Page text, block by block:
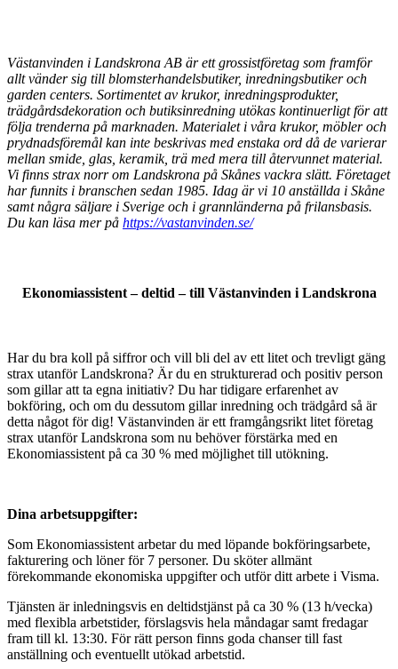
Västanvinden i Landskrona AB är ett grossistföretag som framför
allt vänder sig till blomsterhandelsbutiker, inredningsbutiker och
garden centers. Sortimentet av krukor, inredningsprodukter,
trädgårdsdekoration och butiksinredning utökas kontinuerligt för att
följa trenderna på marknaden. Materialet i våra krukor, möbler och
prydnadsföremål kan inte beskrivas med enstaka ord då de varierar
mellan smide, glas, keramik, trä med mera till återvunnet material.
Vi finns strax norr om Landskrona på Skånes vackra slätt. Företaget
har funnits i branschen sedan 1985. Idag är vi 10 anställda i Skåne
samt några säljare i Sverige och i grannländerna på frilansbasis.
Du kan läsa mer på https://vastanvinden.se/
Ekonomiassistent – deltid – till Västanvinden i Landskrona
Har du bra koll på siffror och vill bli del av ett litet och trevligt gäng
strax utanför Landskrona? Är du en strukturerad och positiv person
som gillar att ta egna initiativ? Du har tidigare erfarenhet av
bokföring, och om du dessutom gillar inredning och trädgård så är
detta något för dig! Västanvinden är ett framgångsrikt litet företag
strax utanför Landskrona som nu behöver förstärka med en
Ekonomiassistent på ca 30 % med möjlighet till utökning.
Dina arbetsuppgifter:
Som Ekonomiassistent arbetar du med löpande bokföringsarbete,
fakturering och löner för 7 personer. Du sköter allmänt
förekommande ekonomiska uppgifter och utför ditt arbete i Visma.
Tjänsten är inledningsvis en deltidstjänst på ca 30 % (13 h/vecka)
med flexibla arbetstider, förslagsvis hela måndagar samt fredagar
fram till kl. 13:30. För rätt person finns goda chanser till fast
anställning och eventuellt utökad arbetstid.